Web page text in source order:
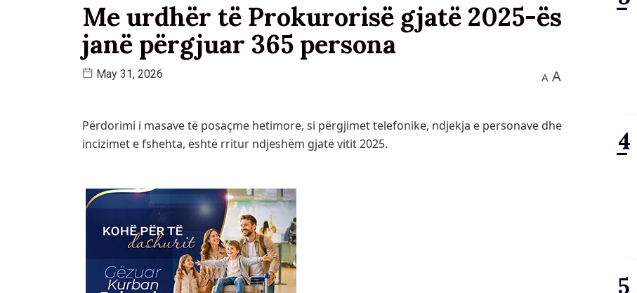
Me urdhër të Prokurorisë gjatë 2025-ës
janë përgjuar 365 persona
May 31, 2026 A A
Përdorimi i masave të posaçme hetimore, si përgjimet telefonike, ndjekja e personave dhe
incizimet e fshehta, është rritur ndjeshëm gjatë vitit 2025.